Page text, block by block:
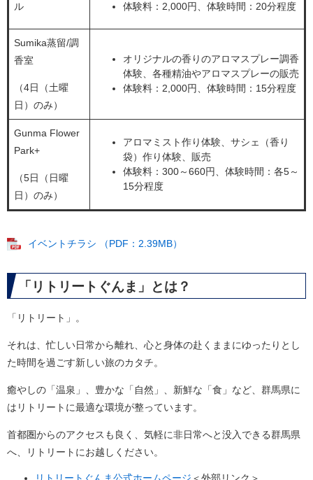
ル
体験料：2,000円、体験時間：20分程度
Sumika蒸留/調
香室
（4日（土曜
日）のみ）
オリジナルの香りのアロマスプレー調香
体験、各種精油やアロマスプレーの販売
体験料：2,000円、体験時間：15分程度
Gunma Flower
Park+
（5日（日曜
日）のみ）
アロマミスト作り体験、サシェ（香り
袋）作り体験、販売
体験料：300～660円、体験時間：各5～
15分程度
イベントチラシ （PDF：2.39MB）
「リトリートぐんま」とは？
「リトリート」。
それは、忙しい日常から離れ、心と身体の赴くままにゆったりとし
た時間を過ごす新しい旅のカタチ。
癒やしの「温泉」、豊かな「自然」、新鮮な「食」など、群馬県に
はリトリートに最適な環境が整っています。
首都圏からのアクセスも良く、気軽に非日常へと没入できる群馬県
へ、リトリートにお越しください。